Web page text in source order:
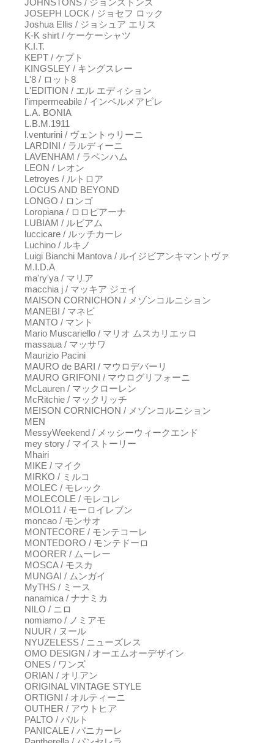
JOHNSTONS / ジョンストンズ
JOSEPH LOCK / ジョセフ ロック
Joshua Ellis / ジョシュア エリス
K-K shirt / ケーケーシャツ
K.I.T.
KEPT / ケプト
KINGSLEY / キングスレー
L'8 / ロット8
L'EDITION / エル エディション
l'impermeabile / インペルメアビレ
L.A. BONIA
L.B.M.1911
l.venturini / ヴェントゥリーニ
LARDINI / ラルディーニ
LAVENHAM / ラベンハム
LEON / レオン
Letroyes / ルトロア
LOCUS AND BEYOND
LONGO / ロンゴ
Loropiana / ロロピアーナ
LUBIAM / ルビアム
luccicare / ルッチカーレ
Luchino / ルキノ
Luigi Bianchi Mantova / ルイジビアンキマントヴァ
M.I.D.A
ma'ry'ya / マリア
macchia j / マッキア ジェイ
MAISON CORNICHON / メゾンコルニション
MANEBI / マネビ
MANTO / マント
Mario Muscariello / マリオ ムスカリエッロ
massaua / マッサワ
Maurizio Pacini
MAURO de BARI / マウロデバーリ
MAURO GRIFONI / マウログリフォーニ
McLauren / マックローレン
McRitchie / マックリッチ
MEISON CORNICHON / メゾンコルニション
MEN
MessyWeekend / メッシーウィークエンド
mey story / マイストーリー
Mhairi
MIKE / マイク
MIRKO / ミルコ
MOLEC / モレック
MOLECOLE / モレコレ
MOLO11 / モーロイレブン
moncao / モンサオ
MONTECORE / モンテコーレ
MONTEDORO / モンテドーロ
MOORER / ムーレー
MOSCA / モスカ
MUNGAI / ムンガイ
MyTHS / ミース
nanamica / ナナミカ
NILO / ニロ
nomiamo / ノミアモ
NUUR / ヌール
NYUZELESS / ニューズレス
OMO DESIGN / オーエムオーデザイン
ONES / ワンズ
ORIAN / オリアン
ORIGINAL VINTAGE STYLE
ORTIGNI / オルティーニ
OUTHER / アウトヒア
PALTO / パルト
PANICALE / パニカーレ